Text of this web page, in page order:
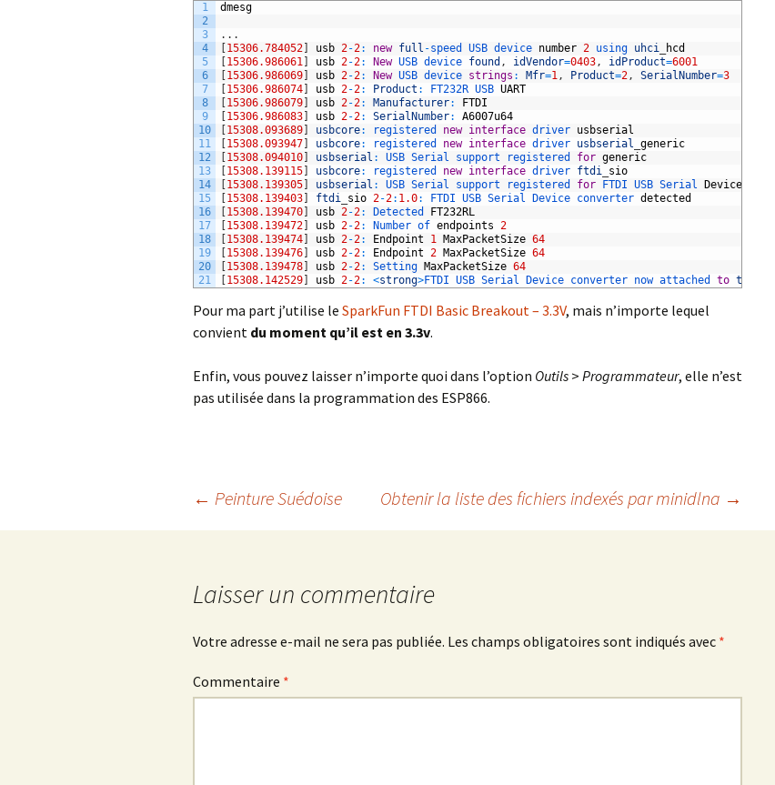
1
2
3
4
5
6
7
8
9
10
11
12
13
14
15
16
17
18
19
20
21
dmesg
. . .
15306.784052 usb 2-2: new full -speed USB device number 2 using uhci
hcd
15306.986061 usb 2-2: New USB device found , idVendor=0403, idProduct=6001
15306.986069 usb 2-2: New USB device strings : Mfr=1, Product=2, SerialNumber=3
15306.986074 usb 2-2: Product : FT232R USB UART
15306.986079 usb 2-2: Manufacturer:
FTDI
15306.986083 usb 2-2: SerialNumber:
A6007u64
15308.093689 usbcore: registered new interface driver usbserial
15308.093947 usbcore: registered new interface driver usbserial generic
15308.094010 usbserial : USB Serial support registered for generic
15308.139115 usbcore: registered new interface driver ftdi sio
15308.139305 usbserial : USB Serial support registered for FTDI USB Serial
Device
15308.139403 ftdi sio 2-2: 1.0: FTDI USB Serial Device converter detected
15308.139470 usb 2-2: Detected
FT232RL
15308.139472 usb 2-2: Number of endpoints 2
15308.139474 usb 2-2: Endpoint 1 MaxPacketSize 64
15308.139476 usb 2-2: Endpoint 2 MaxPacketSize 64
15308.139478 usb 2-2: Setting MaxPacketSize 64
15308.142529 usb 2-2: <strong>FTDI USB Serial Device converter now attached to ttyUSB0
Pour ma part j’utilise le SparkFun FTDI Basic Breakout – 3.3V, mais n’importe lequel
convient du moment qu’il est en 3.3v.
Enfin, vous pouvez laisser n’importe quoi dans l’option Outils > Programmateur, elle n’est
pas utilisée dans la programmation des ESP866.
Navigation
← Peinture Suédoise Obtenir la liste des fichiers indexés par minidlna →
Laisser un commentaire
Votre adresse e-mail ne sera pas publiée. Les champs obligatoires sont indiqués avec *
Commentaire *